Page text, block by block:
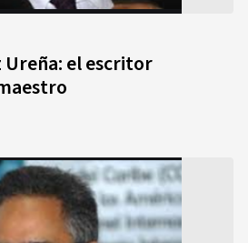
el escritor